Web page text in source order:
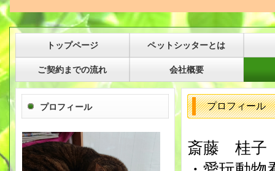
トップページ ペットシッターとは
ご契約までの流れ 会社概要
プロフィール
斎藤 桂子
プロフィール